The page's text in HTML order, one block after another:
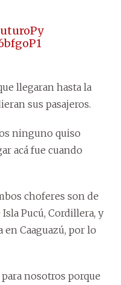
llegaran hasta la
sus pasajeros.
ninguno quiso
acá fue cuando
choferes son de
Pucú, Cordillera, y
en Caaguazú, por lo
nosotros porque